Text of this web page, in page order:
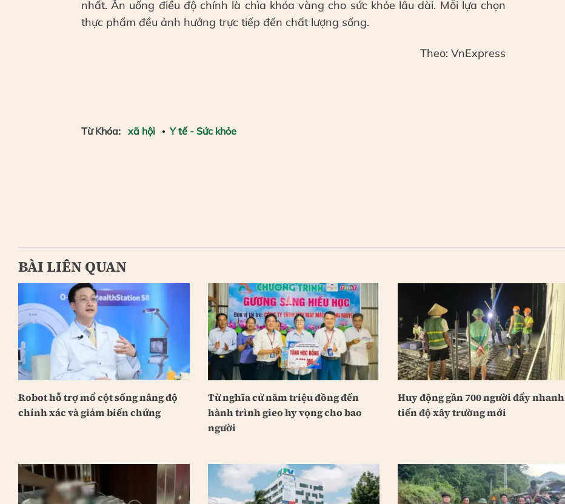
nhất. Ăn uống điều độ chính là chìa khóa vàng cho sức khỏe lâu dài. Mỗi lựa chọn
thực phẩm đều ảnh hưởng trực tiếp đến chất lượng sống.
Theo: VnExpress
Từ Khóa: xã hội Y tế - Sức khỏe
BÀI LIÊN QUAN
Robot hỗ trợ mổ cột sống nâng độ
chính xác và giảm biến chứng
Từ nghĩa cử năm triệu đồng đến
hành trình gieo hy vọng cho bao
người
Huy động gần 700 người đẩy nhanh
tiến độ xây trường mới